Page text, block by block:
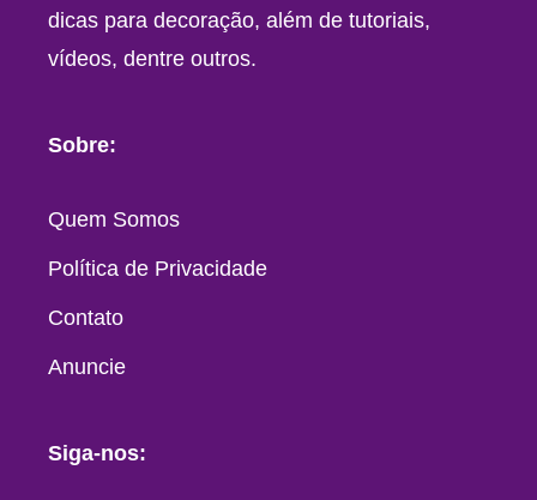
dicas para decoração, além de tutoriais,
vídeos, dentre outros.
Sobre:
Quem Somos
Política de Privacidade
Contato
Anuncie
Siga-nos: